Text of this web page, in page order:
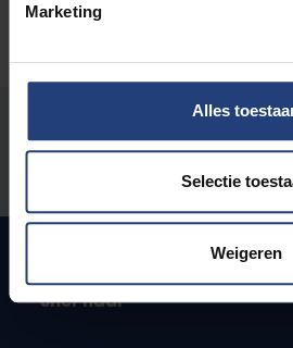
Marketing
Alles
Selectie
Weigeren
Stond er een fout op deze
Laat het ons
Snel naar